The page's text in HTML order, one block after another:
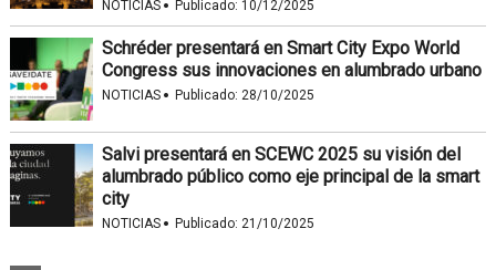
NOTICIAS Publicado: 10/12/2025
Schréder presentará en Smart City Expo World
Congress sus innovaciones en alumbrado urbano
NOTICIAS · Publicado: 28/10/2025
Salvi presentará en SCEWC 2025 su visión del
alumbrado público como eje principal de la smart
city
NOTICIAS · Publicado: 21/10/2025